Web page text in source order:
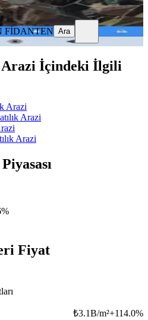
FİDANTEN Ara
Arazi İçindeki İlgili
Arazi
Arazi
Arazi
%
Fiyat
₺3.1B/m²+114.0%